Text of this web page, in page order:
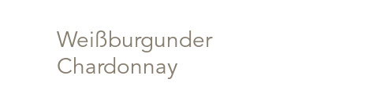
Weißburgunder
Chardonnay